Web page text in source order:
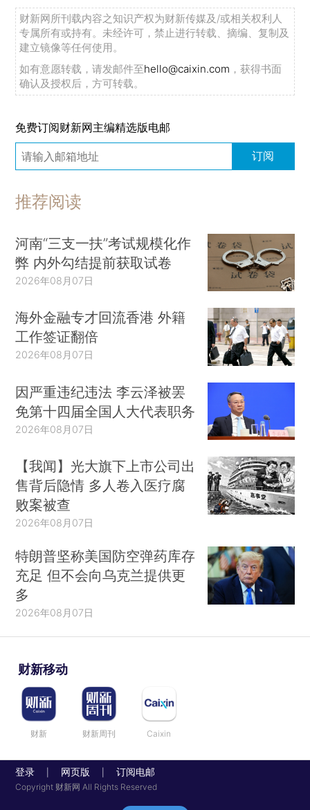
财新网所刊载内容之知识产权为财新传媒及/或相关权利人
专属所有或持有。未经许可，禁止进行转载、摘编、复制及
建立镜像等任何使用。
如有意愿转载，请发邮件至hello@caixin.com ，获得书面
确认及授权后，方可转载。
免费订阅财新网主编精选版电邮
订阅
推荐阅读
河南“三支一扶”考试规模化作
弊 内外勾结提前获取试卷
2026年08月07日
海外金融专才回流香港 外籍
工作签证翻倍
2026年08月07日
因严重违纪违法 李云泽被罢
免第十四届全国人大代表职务
2026年08月07日
【我闻】光大旗下上市公司出
售背后隐情 多人卷入医疗腐
败案被查
2026年08月07日
特朗普坚称美国防空弹药库存
充足 但不会向乌克兰提供更
多
2026年08月07日
财新移动
财新 财新周刊 Caixin
登录 网页版 订阅电邮
Copyright 财新网 All Rights Reserved